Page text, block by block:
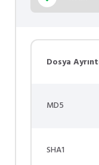
Dosya
MD5
SHA1